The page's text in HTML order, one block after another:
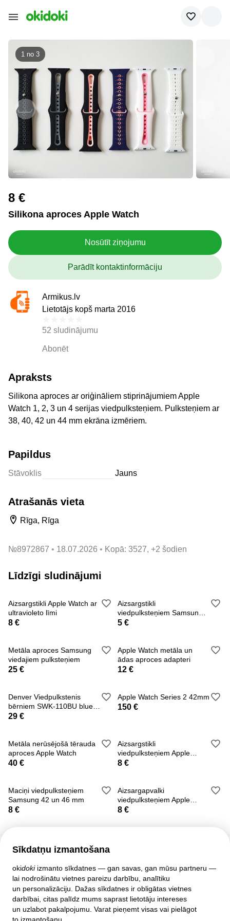
1 no 3
8 €
Silikona aproces Apple Watch
Nosūtīt ziņojumu
Parādīt kontaktinformāciju
Armikus.lv
Lietotājs kopš marta 2016
52 sludinājumu
Abonēt
Apraksts
Silikona aproces ar oriģināliem stiprinājumiem Apple
Watch 1, 2, 3 un 4 serijas viedpulksteņiem. Pulksteņiem ar
38, 40, 42 un 44 mm ekrāna izmēriem.
Papildus
Stāvoklis Jauns
Atrašanās vieta
Rīga, Rīga
№8972867 18.07.2026 Kopā: 3527, +2 šodien
Līdzīgi sludinājumi
Aizsargstikli Apple Watch ar
ultravioleto līmi
8 €
Aizsargstikli
viedpulksteņiem Samsung
42 un 46 mm
5 €
Metāla aproces Samsung
viedajiem pulksteņiem
25 €
Apple Watch metāla un
ādas aproces adapteri
12 €
Denver Viedpulkstenis
bērniem SWK-110BU blue
Demo variants
29 €
Apple Watch Series 2 42mm
150 €
Metāla nerūsējošā tērauda
aproces Apple Watch
40 €
Aizsargstikli
viedpulksteņiem Apple
Watch
8 €
Maciņi viedpulksteņiem
Samsung 42 un 46 mm
8 €
Aizsargapvalki
viedpulksteņiem Apple
Watch
8 €
Sīkdatņu izmantošana
okidokiizmanto sīkdatnes — gan savas, gan mūsu partneru —
lai nodrošinātu vietnes pareizu darbību, analītiku
un personalizāciju. Dažas sīkdatnes ir obligātas vietnes
darbībai, citas palīdz mums saprast lietotāju intereses
un uzlabot pakalpojumu. Varat pieņemt visas vai pielāgot
Klientu atbalsts
Palīdzība
Politika un līgumi
Privātuma iestatījumi
Pilnā mājas lapas versija